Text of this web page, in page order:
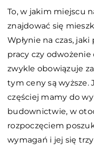
To, w jakim miejscu
znajdować się
Wpłynie na czas,
pracy czy odwożenie
zwykle obowiązuje
tym ceny są wyższe.
częściej mamy do
budownictwie, w
rozpoczęciem
wymagań i jej się